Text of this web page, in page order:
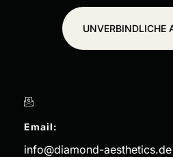
UNVERBINDLICHE
Email:
info@diamond-aesthetics.de